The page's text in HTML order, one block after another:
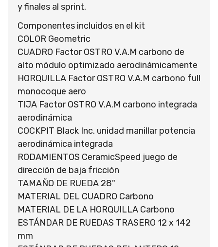
y finales al sprint.
Componentes incluidos en el kit
COLOR Geometric
CUADRO Factor OSTRO V.A.M carbono de
alto módulo optimizado aerodinámicamente
HORQUILLA Factor OSTRO V.A.M carbono full
monocoque aero
TIJA Factor OSTRO V.A.M carbono integrada
aerodinámica
COCKPIT Black Inc. unidad manillar potencia
aerodinámica integrada
RODAMIENTOS CeramicSpeed juego de
dirección de baja fricción
TAMAÑO DE RUEDA 28"
MATERIAL DEL CUADRO Carbono
MATERIAL DE LA HORQUILLA Carbono
ESTÁNDAR DE RUEDAS TRASERO 12 x 142
mm